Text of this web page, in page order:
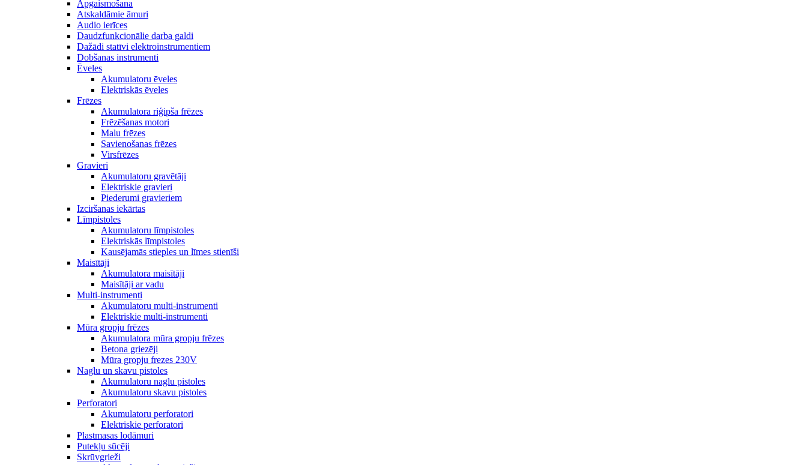
Apgaismošana
Atskaldāmie āmuri
Audio ierīces
Daudzfunkcionālie darba galdi
Dažādi statīvi elektroinstrumentiem
Dobšanas instrumenti
Ēveles
Akumulatoru ēveles
Elektriskās ēveles
Frēzes
Akumulatora riģipša frēzes
Frēzēšanas motori
Malu frēzes
Savienošanas frēzes
Virsfrēzes
Gravieri
Akumulatoru gravētāji
Elektriskie gravieri
Piederumi gravieriem
Izciršanas iekārtas
Līmpistoles
Akumulatoru līmpistoles
Elektriskās līmpistoles
Kausējamās stieples un līmes stienīši
Maisītāji
Akumulatora maisītāji
Maisītāji ar vadu
Multi-instrumenti
Akumulatoru multi-instrumenti
Elektriskie multi-instrumenti
Mūra gropju frēzes
Akumulatora mūra gropju frēzes
Betona griezēji
Mūra gropju frezes 230V
Naglu un skavu pistoles
Akumulatoru naglu pistoles
Akumulatoru skavu pistoles
Perforatori
Akumulatoru perforatori
Elektriskie perforatori
Plastmasas lodāmuri
Putekļu sūcēji
Skrūvgrieži